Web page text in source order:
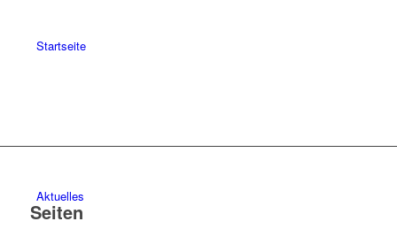
Startseite
Aktuelles
Seiten